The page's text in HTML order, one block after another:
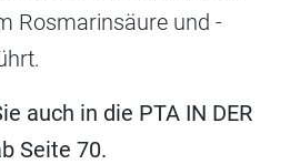
Rosmarinsäure und -
auch in die PTA IN DER
Seite 70.